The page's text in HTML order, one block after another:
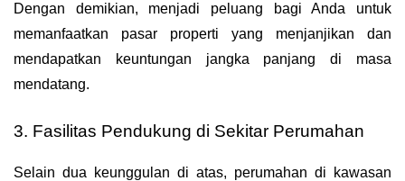
Dengan demikian, menjadi peluang bagi Anda untuk
memanfaatkan pasar properti yang menjanjikan dan
mendapatkan keuntungan jangka panjang di masa
mendatang.
3. Fasilitas Pendukung di Sekitar Perumahan
Selain dua keunggulan di atas, perumahan di kawasan